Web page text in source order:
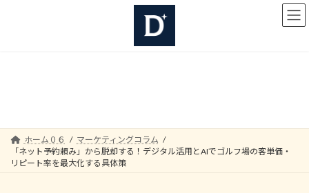
プ
動
ホーム０６
マーケティングコラム
「ネット予約頼み」から脱却する！デジタル活用とAIでゴルフ場の客単価・
リピート率を最大化する具体策